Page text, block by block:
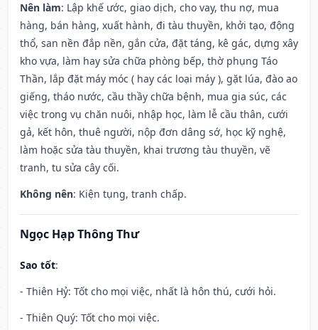
Nên làm: Lập khế ước, giao dịch, cho vay, thu nợ, mua
hàng, bán hàng, xuất hành, đi tàu thuyền, khởi tạo, động
thổ, san nền đắp nền, gắn cửa, đặt táng, kê gác, dựng xây
kho vựa, làm hay sửa chữa phòng bếp, thờ phụng Táo
Thần, lắp đặt máy móc ( hay các loại máy ), gặt lúa, đào ao
giếng, tháo nước, cầu thầy chữa bệnh, mua gia súc, các
việc trong vụ chăn nuôi, nhập học, làm lễ cầu thân, cưới
gả, kết hôn, thuê người, nộp đơn dâng sớ, học kỹ nghệ,
làm hoặc sửa tàu thuyền, khai trương tàu thuyền, vẽ
tranh, tu sửa cây cối.
Không nên: Kiện tụng, tranh chấp.
Ngọc Hạp Thông Thư
Sao tốt:
- Thiên Hỷ: Tốt cho mọi việc, nhất là hôn thú, cưới hỏi.
- Thiên Quý: Tốt cho mọi việc.